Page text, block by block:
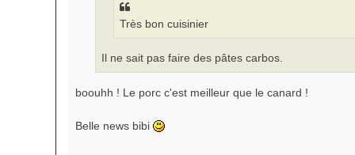
Très bon cuisinier
Il ne sait pas faire des pâtes carbos.
boouhh ! Le porc c'est meilleur que le canard !
Belle news bibi